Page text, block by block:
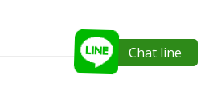
Chat line